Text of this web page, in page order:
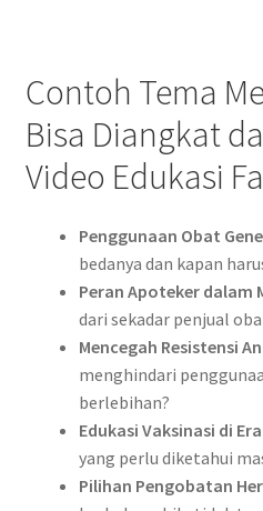
Contoh Tema
Bisa Diangkat
Video Edukasi
Penggunaan Obat
bedanya dan kapan
Peran Apoteker dalam
dari sekadar penjual
Mencegah Resistensi
menghindari
berlebihan?
Edukasi Vaksinasi di
yang perlu diketahui
Pilihan Pengobatan